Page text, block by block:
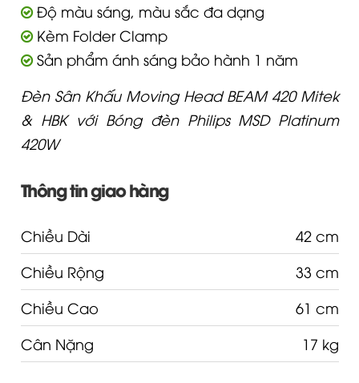
Độ màu sáng, màu sắc đa dạng
Kèm Folder Clamp
Sản phẩm ánh sáng bảo hành 1 năm
Đèn Sân Khấu Moving Head BEAM 420 Mitek
& HBK với Bóng đèn Philips MSD Platinum
420W
Thông tin giao hàng
Chiều Dài
42 cm
Chiều Rộng
33 cm
Chiều Cao
61 cm
Cân Nặng
17 kg